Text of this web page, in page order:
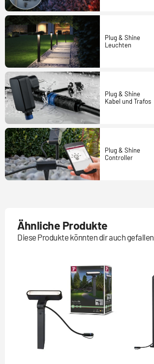
Plug & Shine
Leuchten
Plug & Shine
Kabel und Trafos
Plug & Shine
Controller
Ähnliche Produkte
Diese Produkte könnten dir auch gefallen